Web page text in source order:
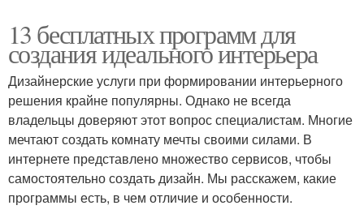
13 бесплатных программ для
создания идеального интерьера
Дизайнерские услуги при формировании интерьерного
решения крайне популярны. Однако не всегда
владельцы доверяют этот вопрос специалистам. Многие
мечтают создать комнату мечты своими силами. В
интернете представлено множество сервисов, чтобы
самостоятельно создать дизайн. Мы расскажем, какие
программы есть, в чем отличие и особенности.